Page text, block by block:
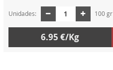
Unidades: 100 gr
6.95 €/Kg